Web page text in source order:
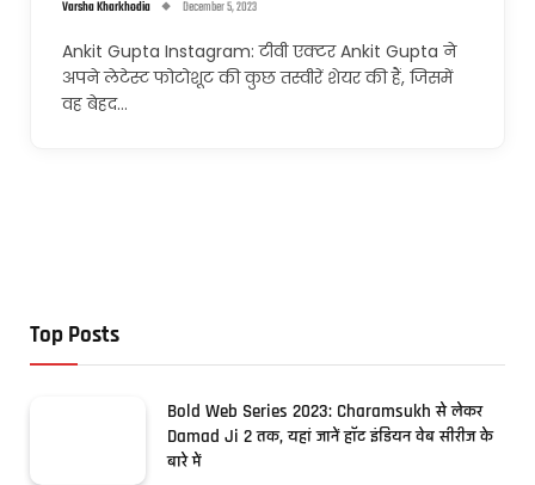
Varsha Kharkhodia December 5, 2023
Ankit Gupta Instagram: टीवी एक्टर Ankit Gupta ने
अपने लेटेस्ट फोटोशूट की कुछ तस्वीरें शेयर की हैं, जिसमें
वह बेहद…
Top Posts
Bold Web Series 2023: Charamsukh से लेकर
Damad Ji 2 तक, यहां जानें हॉट इंडियन वेब सीरीज के
बारे में